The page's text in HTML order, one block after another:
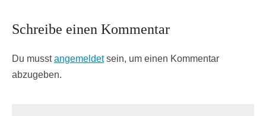
Schreibe einen Kommentar
Du musstangemeldetsein, um einen Kommentar
abzugeben.